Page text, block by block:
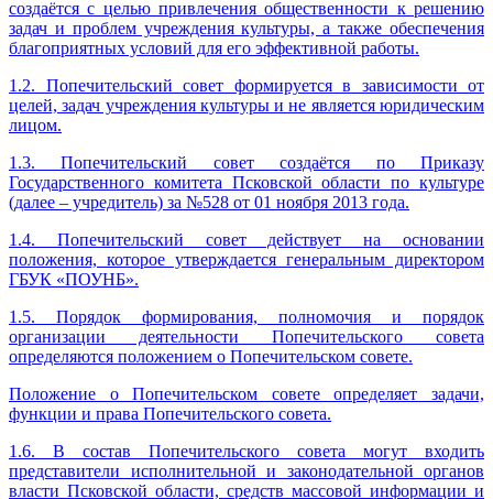
создаётся с целью привлечения общественности к решению
задач и проблем учреждения культуры, а также обеспечения
благоприятных условий для его эффективной работы.
1.2. Попечительский совет формируется в зависимости от
целей, задач учреждения культуры и не является юридическим
лицом.
1.3. Попечительский совет создаётся по Приказу
Государственного комитета Псковской области по культуре
(далее – учредитель) за №528 от 01 ноября 2013 года.
1.4. Попечительский совет действует на основании
положения, которое утверждается генеральным директором
ГБУК «ПОУНБ».
1.5. Порядок формирования, полномочия и порядок
организации деятельности Попечительского совета
определяются положением о Попечительском совете.
Положение о Попечительском совете определяет задачи,
функции и права Попечительского совета.
1.6. В состав Попечительского совета могут входить
представители исполнительной и законодательной органов
власти Псковской области, средств массовой информации и